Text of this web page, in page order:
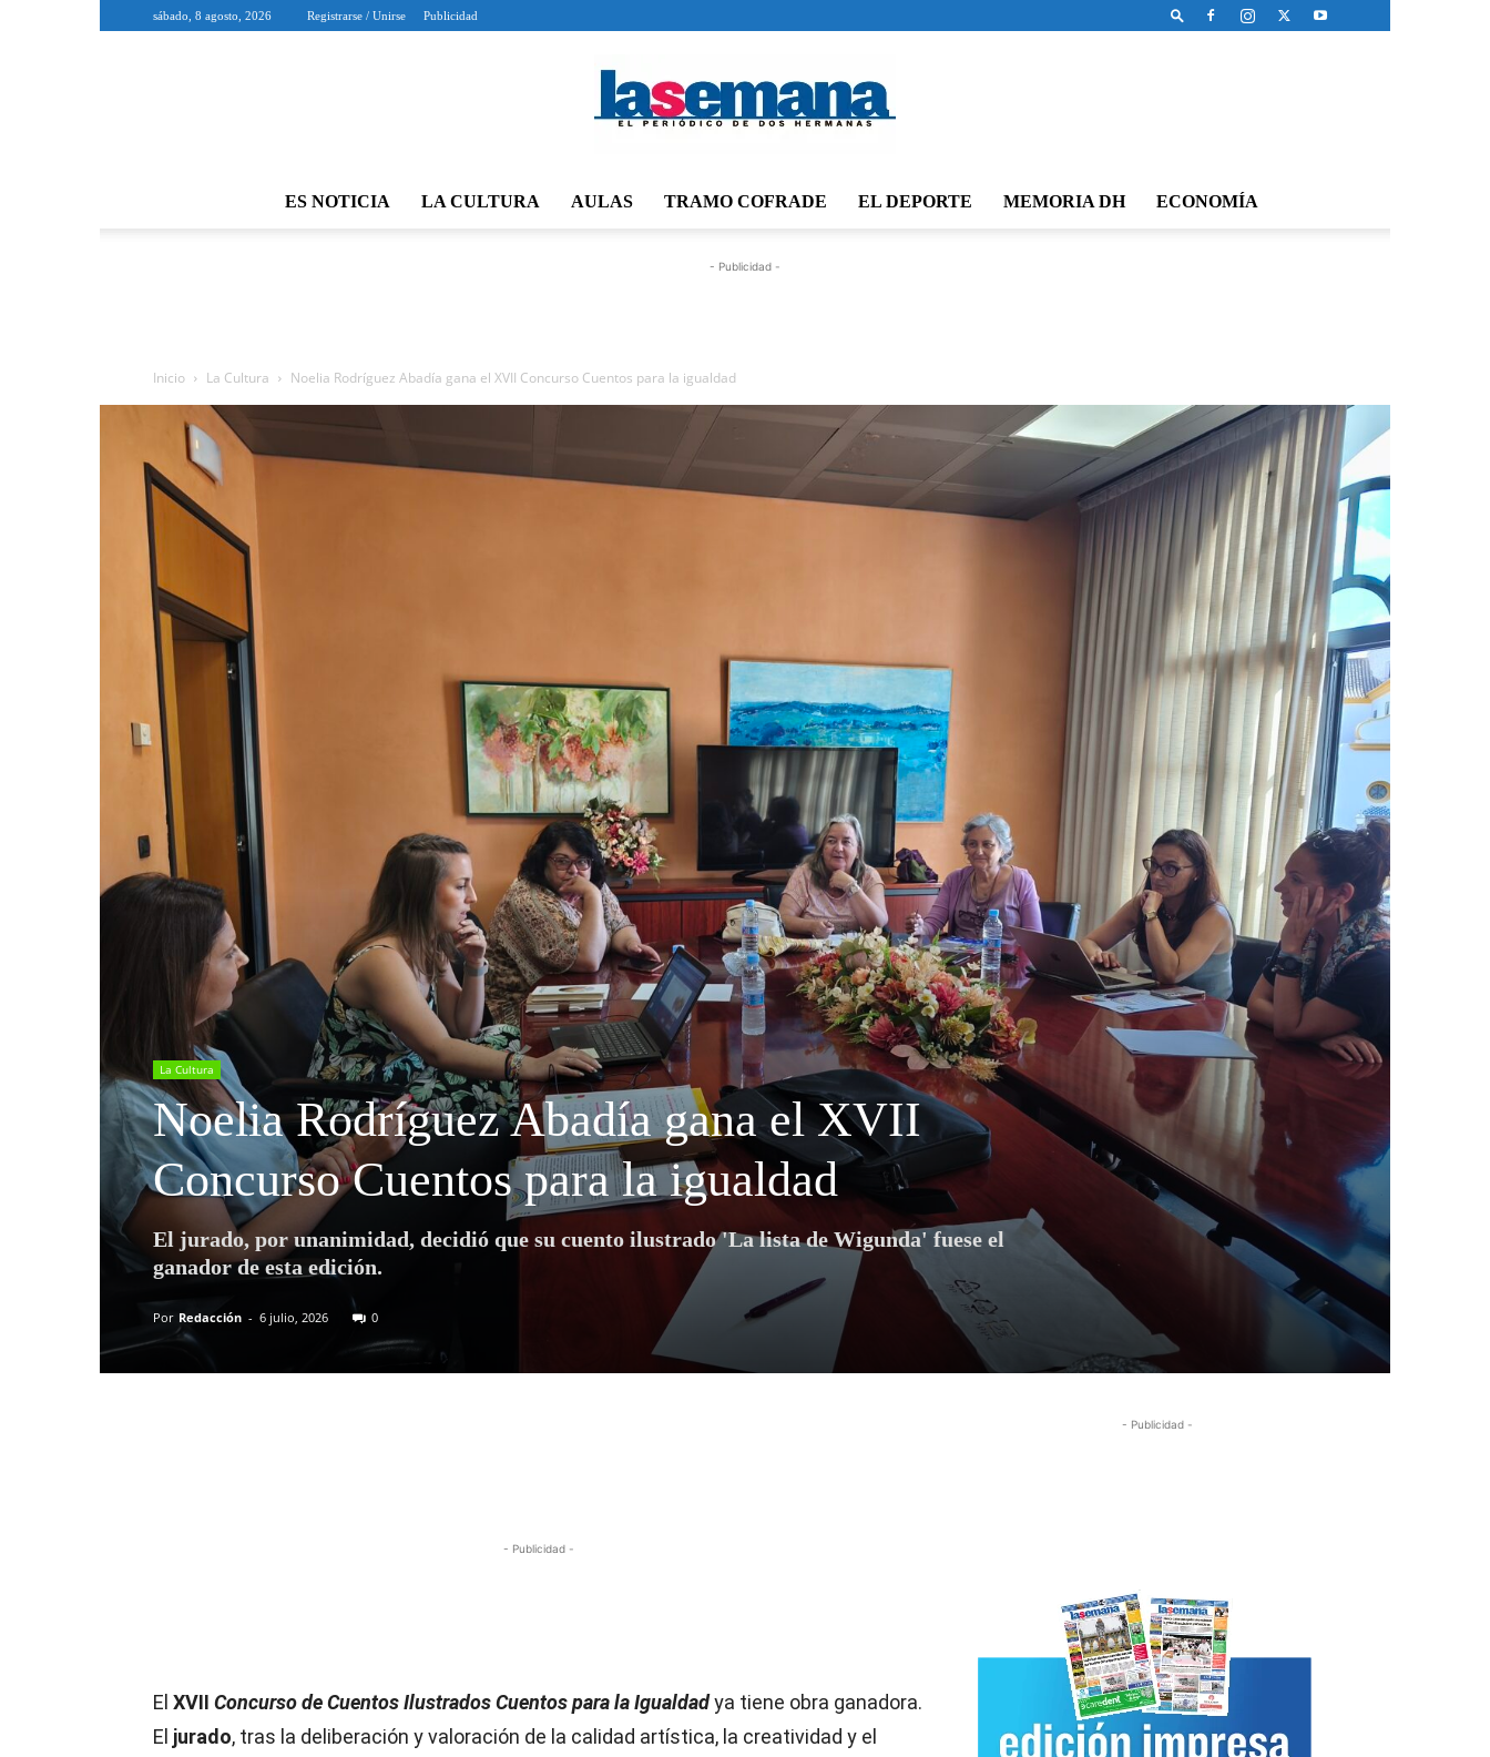
sábado, 8 agosto, 2026 Registrarse / Unirse Publicidad
ES NOTICIA LA CULTURA AULAS TRAMO COFRADE EL DEPORTE MEMORIA DH ECONOMÍA
- Publicidad -
Inicio La Cultura Noelia Rodríguez Abadía gana el XVII Concurso Cuentos para la igualdad
La Cultura
Noelia Rodríguez Abadía gana el XVII
Concurso Cuentos para la igualdad
El jurado, por unanimidad, decidió que su cuento ilustrado 'La lista de Wigunda' fuese el
ganador de esta edición.
Por Redacción - 6 julio, 2026 0
- Publicidad -
El XVII Concurso de Cuentos Ilustrados Cuentos para la Igualdadya tiene obra ganadora.
El jurado, tras la deliberación y valoración de la calidad artística, la creatividad y el
- Publicidad -